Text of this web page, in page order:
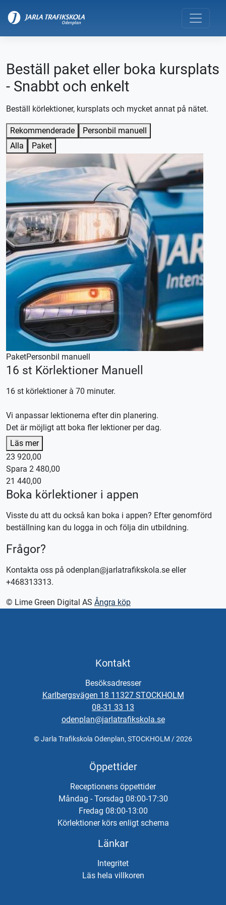
Beställ paket eller boka kursplats
- Snabbt och enkelt
Beställ körlektioner, kursplats och mycket annat på nätet.
Rekommenderade
Personbil manuell
Alla
Paket
PaketPersonbil manuell
16 st Körlektioner Manuell
16 st körlektioner à 70 minuter.
Vi anpassar lektionerna efter din planering.
Det är möjligt att boka fler lektioner per dag.
Denna körlektion utförs med en manuellt växlad bil,
körkortstillstånd krävs.
Kontakta oss för bokning eller logga in på appen TABS Elev
alternativt tctabs.se.
Vid önskemål om betalning via faktura, vänligen kontakta
trafikskolan så hjälper vi er.
Läs mer
23 920,00
Spara 2 480,00
21 440,00
Boka körlektioner i appen
Visste du att du också kan boka i appen? Efter genomförd
beställning kan du logga in och följa din utbildning.
Frågor?
Kontakta oss på odenplan@jarlatrafikskola.se eller
+468313313.
© Lime Green Digital AS Ångra köp
Kontakt
Besöksadresser
Karlbergsvägen 18 11327 STOCKHOLM
08-31 33 13
odenplan@jarlatrafikskola.se
© Jarla Trafikskola Odenplan, STOCKHOLM / 2026
Öppettider
Receptionens öppettider
Måndag - Torsdag 08:00-17:30
Fredag 08:00-13:00
Körlektioner körs enligt schema
Länkar
Integritet
Läs hela villkoren